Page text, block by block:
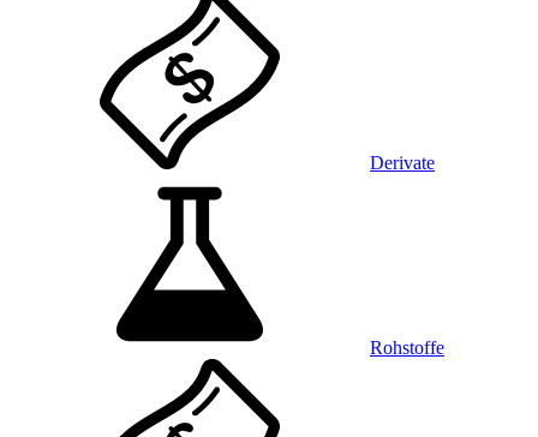
Derivate
Rohstoffe